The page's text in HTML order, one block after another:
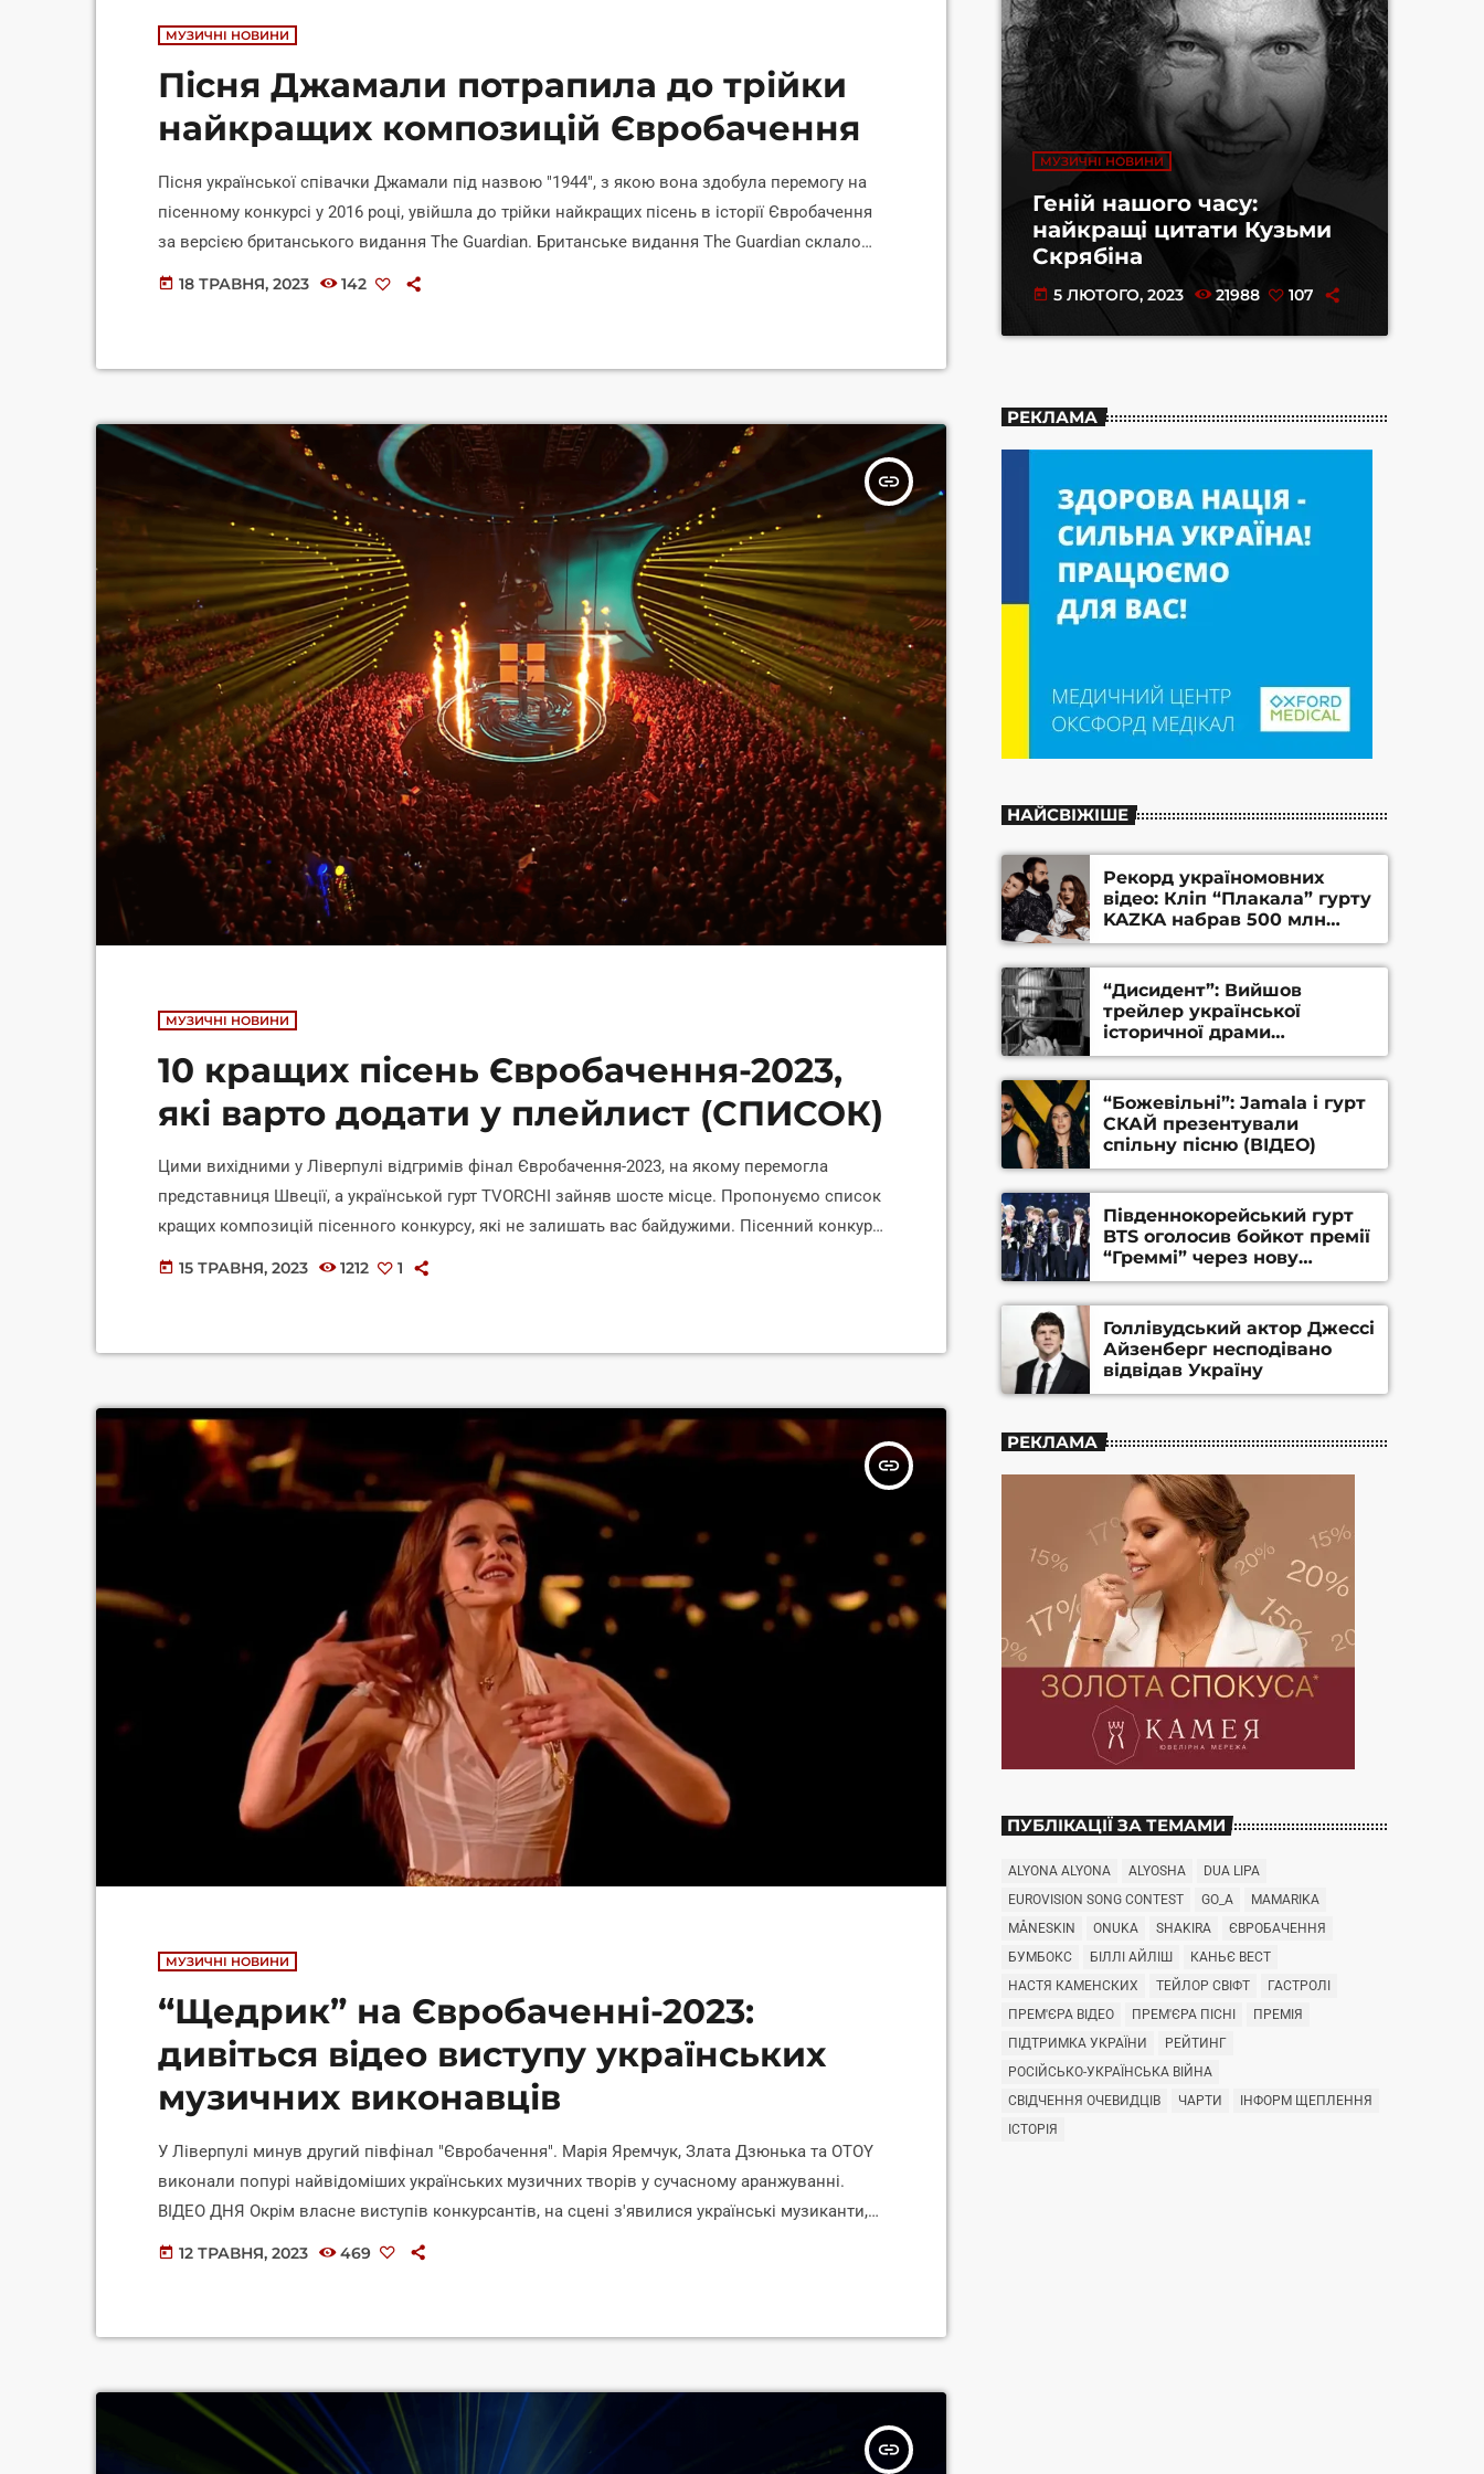
МУЗИЧНІ НОВИНИ
Пісня Джамали потрапила до трійки
найкращих композицій Євробачення
Пісня української співачки Джамали під назвою "1944", з якою вона здобула перемогу на
пісенному конкурсі у 2016 році, увійшла до трійки найкращих пісень в історії Євробачення
за версією британського видання The Guardian. Британське видання The Guardian склало
список найкращих пісень Євробачення за всю історію пісенного конкурсу. Щодо доробку
today 18 ТРАВНЯ, 2023 142
insert_link
МУЗИЧНІ НОВИНИ
10 кращих пісень Євробачення-2023,
які варто додати у плейлист (СПИСОК)
Цими вихідними у Ліверпулі відгримів фінал Євробачення-2023, на якому перемогла
представниця Швеції, а українськой гурт TVORCHI зайняв шосте місце. Пропонуємо список
кращих композицій пісенного конкурсу, які не залишать вас байдужими. Пісенний конкурс
досі є однією з найцікавіших тем для обговорень у мережі. В першу чергу, цей захід
today 15 ТРАВНЯ, 2023 1212 1
insert_link
МУЗИЧНІ НОВИНИ
“Щедрик” на Євробаченні-2023:
дивіться відео виступу українських
музичних виконавців
У Ліверпулі минув другий півфінал "Євробачення". Марія Яремчук, Злата Дзюнька та OTOY
виконали попурі найвідоміших українських музичних творів у сучасному аранжуванні.
ВІДЕО ДНЯ Окрім власне виступів конкурсантів, на сцені з'явилися українські музиканти,
що заспівали "Щедрика". Марія Яремчук заспівала пісню свого батька Назарія Яремчука
today 12 ТРАВНЯ, 2023 469
insert_link
МУЗИЧНІ НОВИНИ
Геній нашого часу:
найкращі цитати Кузьми
Скрябіна
today 5 ЛЮТОГО, 2023 21988 107
РЕКЛАМА
НАЙСВІЖІШЕ
Рекорд україномовних
відео: Кліп “Плакала” гурту
KAZKA набрав 500 млн
переглядів на YouTube
“Дисидент”: Вийшов
трейлер української
історичної драми
Станіслава Гуренка та
Андрія Алфьорова (ВІДЕО)
“Божевільні”: Jamala і гурт
СКАЙ презентували
спільну пісню (ВІДЕО)
Південнокорейський гурт
BTS оголосив бойкот премії
“Греммі” через нову
номінацію
Голлівудський актор Джессі
Айзенберг несподівано
відвідав Україну
РЕКЛАМА
ПУБЛІКАЦІЇ ЗА ТЕМАМИ
ALYONA ALYONA ALYOSHA
DUA LIPA
EUROVISION SONG CONTEST
GO_A
MAMARIKA
MÅNESKIN
ONUKA SHAKIRA
ЄВРОБАЧЕННЯ
БУМБОКС
БІЛЛІ АЙЛІШ
КАНЬЄ ВЕСТ
НАСТЯ КАМЕНСКИХ
ТЕЙЛОР СВІФТ
ГАСТРОЛІ
ПРЕМ'ЄРА ВІДЕО
ПРЕМ'ЄРА ПІСНІ
ПРЕМІЯ
ПІДТРИМКА УКРАЇНИ
РЕЙТИНГ
РОСІЙСЬКО-УКРАЇНСЬКА ВІЙНА
СВІДЧЕННЯ ОЧЕВИДЦІВ
ЧАРТИ
ІНФОРМ ЩЕПЛЕННЯ
ІСТОРІЯ